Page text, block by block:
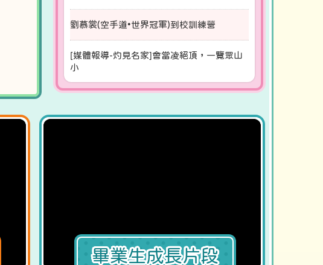
劉慕裳(空手道•世界冠軍)到校訓練營
[媒體報導-灼見名家]會當凌絕頂，一覽眾山
小
與北京海淀區鐵路實驗小學簽約結盟成為姊
妹學校
畢業生成長片段